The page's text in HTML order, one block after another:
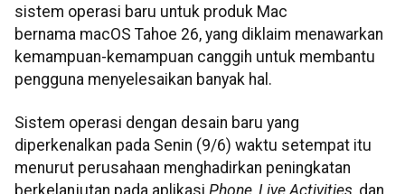
sistem operasi baru untuk produk Mac
bernama macOS Tahoe 26, yang diklaim menawarkan
kemampuan-kemampuan canggih untuk membantu
pengguna menyelesaikan banyak hal.
Sistem operasi dengan desain baru yang
diperkenalkan pada Senin (9/6) waktu setempat itu
menurut perusahaan menghadirkan peningkatan
berkelanjutan pada aplikasi Phone, Live Activities, dan